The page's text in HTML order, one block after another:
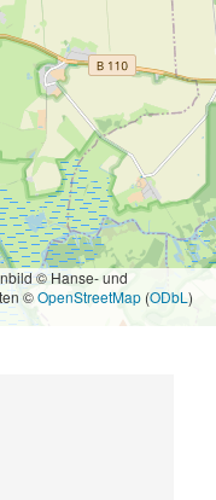
© Hanse- und
©OpenStreetMap (ODbL )